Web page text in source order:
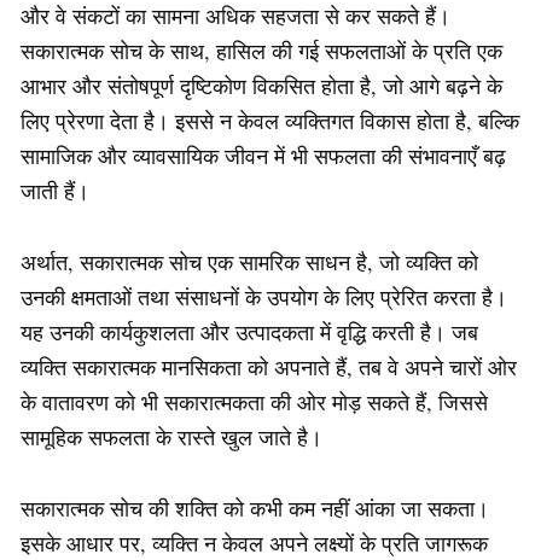
और वे संकटों का सामना अधिक सहजता से कर सकते हैं।
सकारात्मक सोच के साथ, हासिल की गई सफलताओं के प्रति एक
आभार और संतोषपूर्ण दृष्टिकोण विकसित होता है, जो आगे बढ़ने के
लिए प्रेरणा देता है। इससे न केवल व्यक्तिगत विकास होता है, बल्कि
सामाजिक और व्यावसायिक जीवन में भी सफलता की संभावनाएँ बढ़
जाती हैं।
अर्थात, सकारात्मक सोच एक सामरिक साधन है, जो व्यक्ति को
उनकी क्षमताओं तथा संसाधनों के उपयोग के लिए प्रेरित करता है।
यह उनकी कार्यकुशलता और उत्पादकता में वृद्धि करती है। जब
व्यक्ति सकारात्मक मानसिकता को अपनाते हैं, तब वे अपने चारों ओर
के वातावरण को भी सकारात्मकता की ओर मोड़ सकते हैं, जिससे
सामूहिक सफलता के रास्ते खुल जाते है।
सकारात्मक सोच की शक्ति को कभी कम नहीं आंका जा सकता।
इसके आधार पर, व्यक्ति न केवल अपने लक्ष्यों के प्रति जागरूक